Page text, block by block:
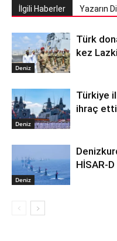
İlgili Haberler Yazarın
Deniz
Türk
kez
Deniz
Türkiye
ihraç etti
Deniz
HİSAR-